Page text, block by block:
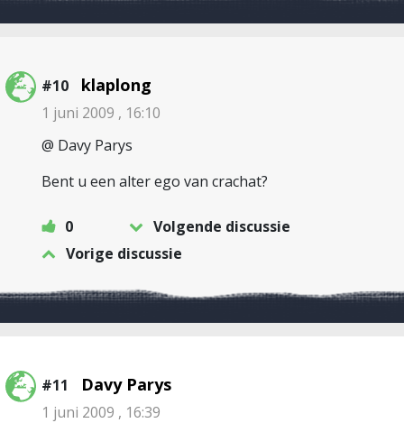
#10 klaplong
1 juni 2009 , 16:10
@ Davy Parys
Bent u een alter ego van crachat?
0
Volgende discussie
Vorige discussie
#11 Davy Parys
1 juni 2009 , 16:39